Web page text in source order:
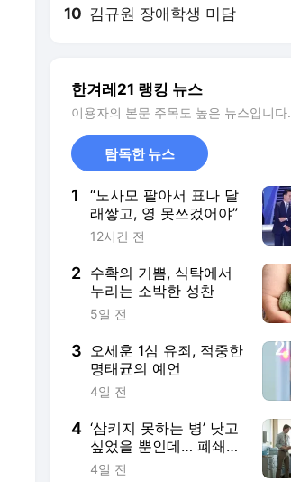
10 김규원 장애학생 미담
한겨레21 랭킹 뉴스
이용자의 본문 주목도 높은 뉴스입니다.
탐독한 뉴스
1
“노사모 팔아서 표나 달
래쌓고, 영 못쓰겄어야”
12시간 전
2 수확의 기쁨, 식탁에서
누리는 소박한 성찬
5일 전
3 오세훈 1심 유죄, 적중한
명태균의 예언
4일 전
4 ‘삼키지 못하는 병’ 낫고
싶었을 뿐인데… 폐쇄병
동에 갇히다
4일 전